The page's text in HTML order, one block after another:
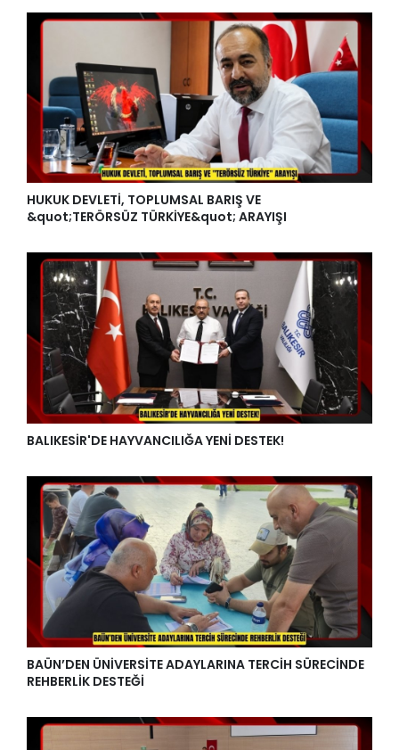
HUKUK DEVLETİ, TOPLUMSAL BARIŞ VE
&quot;TERÖRSÜZ TÜRKİYE&quot; ARAYIŞI
BALIKESİR'DE HAYVANCILIĞA YENİ DESTEK!
BAÜN’DEN ÜNİVERSİTE ADAYLARINA TERCİH SÜRECİNDE
REHBERLİK DESTEĞİ